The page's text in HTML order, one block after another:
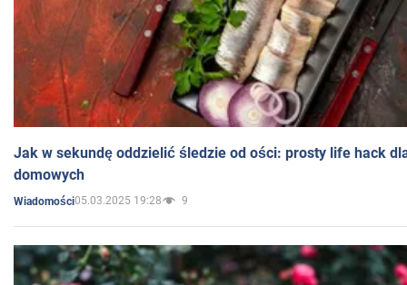
Jak w sekundę oddzielić śledzie od ości: prosty life hack
domowych
Wiadomości05.03.2025 19:28 9